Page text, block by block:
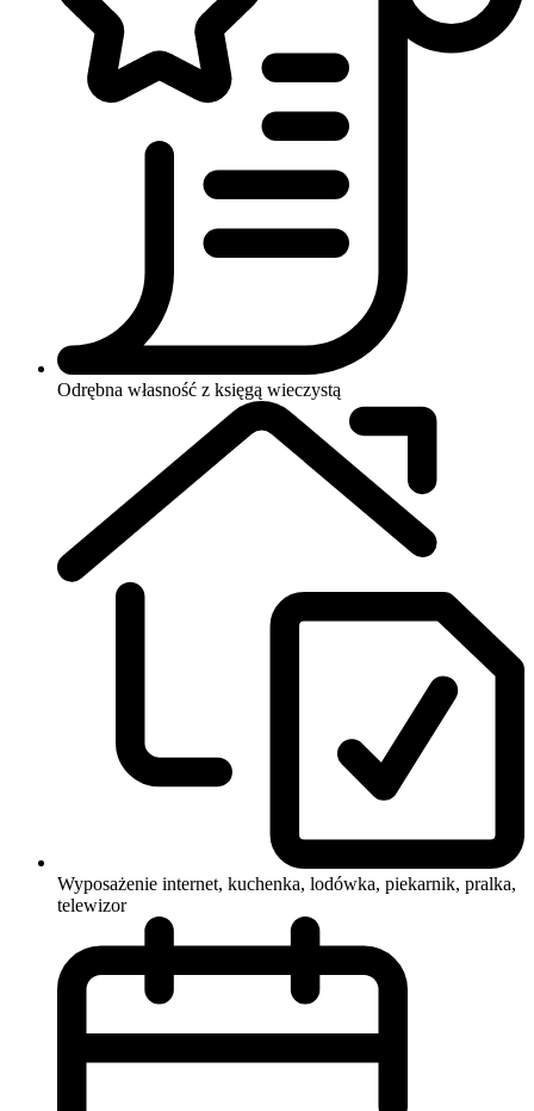
Odrębna własność z księgą wieczystą
Wyposażenie internet, kuchenka, lodówka, piekarnik, pralka,
telewizor